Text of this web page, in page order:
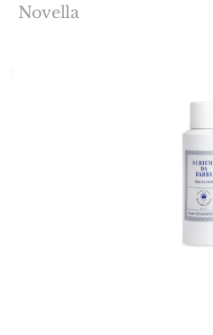
Novella